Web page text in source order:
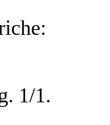
1/1.